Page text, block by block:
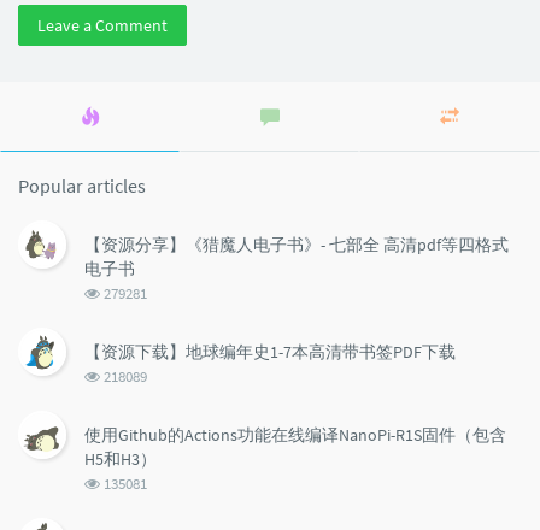
Leave a Comment
Popular articles
【资源分享】《猎魔人电子书》- 七部全 高清pdf等四格式
电子书
浏
数:
279281
【资源下载】地球编年史1-7本高清带书签PDF下载
浏
数:
218089
使用Github的Actions功能在线编译NanoPi-R1S固件（包含
H5和H3）
浏
135081